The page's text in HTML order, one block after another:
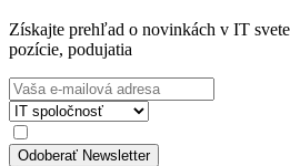
Získajte prehľad o novinkách v IT
pozície, podujatia